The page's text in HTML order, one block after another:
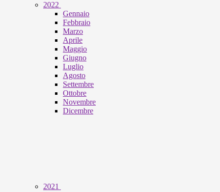
2022
Gennaio
Febbraio
Marzo
Aprile
Maggio
Giugno
Luglio
Agosto
Settembre
Ottobre
Novembre
Dicembre
2021